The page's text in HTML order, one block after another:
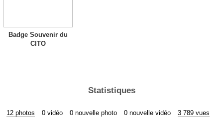
Badge Souvenir du
CITO
Statistiques
12 photos 0 vidéo 0 nouvelle photo 0 nouvelle vidéo 3 789 vues